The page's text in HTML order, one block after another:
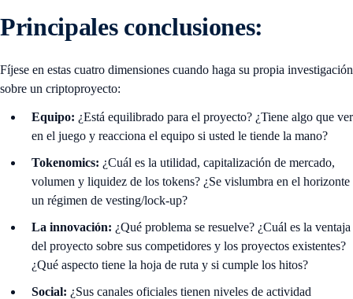
Principales conclusiones:
Fíjese en estas cuatro dimensiones cuando haga su propia investigación
sobre un criptoproyecto:
Equipo: ¿Está equilibrado para el proyecto? ¿Tiene algo que ver
en el juego y reacciona el equipo si usted le tiende la mano?
Tokenomics: ¿Cuál es la utilidad, capitalización de mercado,
volumen y liquidez de los tokens? ¿Se vislumbra en el horizonte
un régimen de vesting/lock-up?
La innovación: ¿Qué problema se resuelve? ¿Cuál es la ventaja
del proyecto sobre sus competidores y los proyectos existentes?
¿Qué aspecto tiene la hoja de ruta y si cumple los hitos?
Social: ¿Sus canales oficiales tienen niveles de actividad